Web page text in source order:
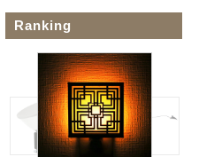
Ranking